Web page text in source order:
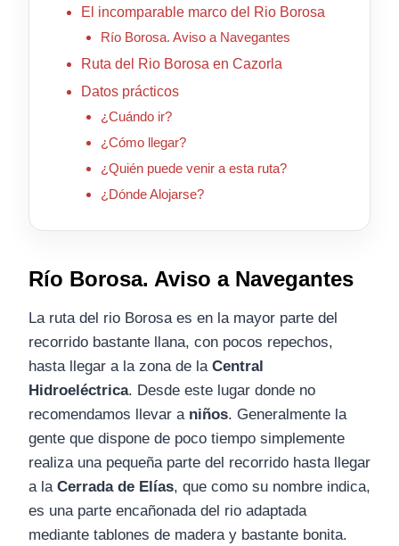
El incomparable marco del Rio Borosa
Río Borosa. Aviso a Navegantes
Ruta del Rio Borosa en Cazorla
Datos prácticos
¿Cuándo ir?
¿Cómo llegar?
¿Quién puede venir a esta ruta?
¿Dónde Alojarse?
Río Borosa. Aviso a Navegantes
La ruta del rio Borosa es en la mayor parte del
recorrido bastante llana, con pocos repechos,
hasta llegar a la zona de la Central
Hidroeléctrica. Desde este lugar donde no
recomendamos llevar a niños. Generalmente la
gente que dispone de poco tiempo simplemente
realiza una pequeña parte del recorrido hasta llegar
a la Cerrada de Elías, que como su nombre indica,
es una parte encañonada del rio adaptada
mediante tablones de madera y bastante bonita.